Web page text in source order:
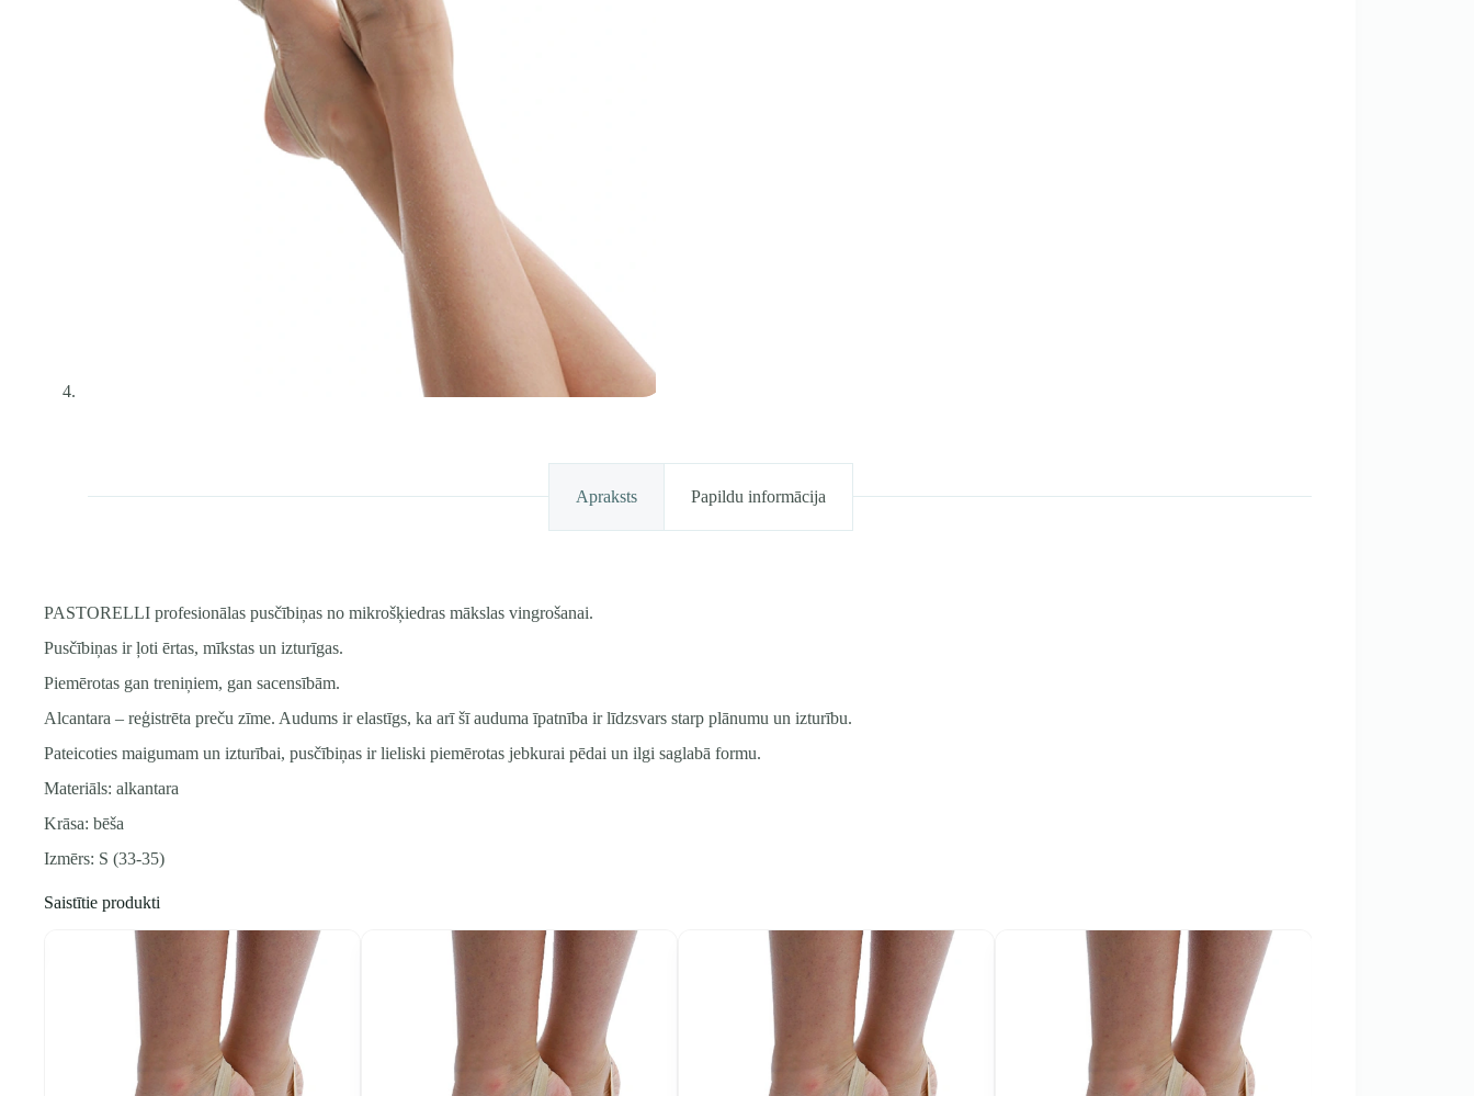
Apraksts Papildu informācija
PASTORELLI profesionālas pusčībiņas no mikrošķiedras mākslas vingrošanai.
Pusčībiņas ir ļoti ērtas, mīkstas un izturīgas.
Piemērotas gan treniņiem, gan sacensībām.
Alcantara – reģistrēta preču zīme. Audums ir elastīgs, ka arī šī auduma īpatnība ir līdzsvars starp plānumu un izturību.
Pateicoties maigumam un izturībai, pusčībiņas ir lieliski piemērotas jebkurai pēdai un ilgi saglabā formu.
Materiāls: alkantara
Krāsa: bēša
Izmērs: S (33-35)
Saistītie produkti